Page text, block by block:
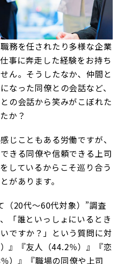
務を任されたり多様な企業
事に奔走した経験をお持ち
ん。そうしたなか、仲間と
なった同僚との会話など、
の会話から笑みがこぼれた
か？
じこともある労働ですが、
きる同僚や信頼できる上司
しているからこそ巡り合う
があります。
（20代～60代対象）”調査
「誰といっしょにいるとき
ですか？」という質問に対
』『友人（44.2％）』『恋
）』『職場の同僚や上司